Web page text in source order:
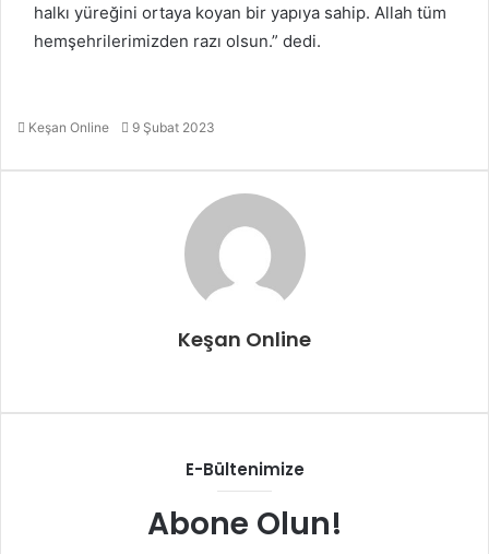
halkı yüreğini ortaya koyan bir yapıya sahip. Allah tüm
hemşehrilerimizden razı olsun.” dedi.
Keşan Online
Bir
posta
9 Şubat 2023
Keşan Online
E-Bültenimize
Abone Olun!